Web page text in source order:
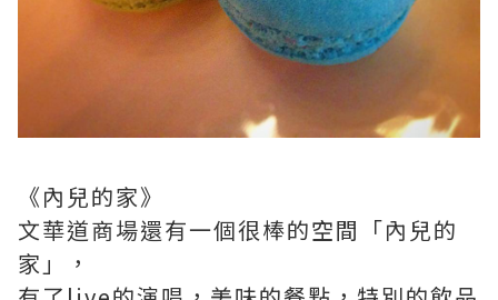
《內兒的家》
文華道商場還有一個很棒的空間「內兒的
家」，